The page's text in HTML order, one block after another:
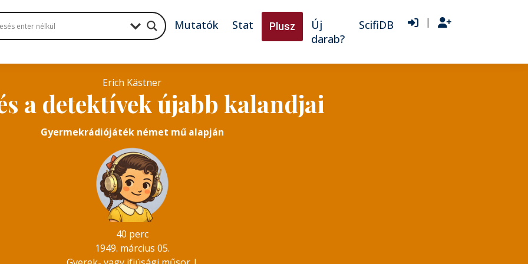
Mutatók Stat Plusz
Új
darab?
ScifiDB |
Erich Kästner
a detektívek újabb kalandjai
Gyermekrádiójáték német mű alapján
40 perc
1949. március 05.